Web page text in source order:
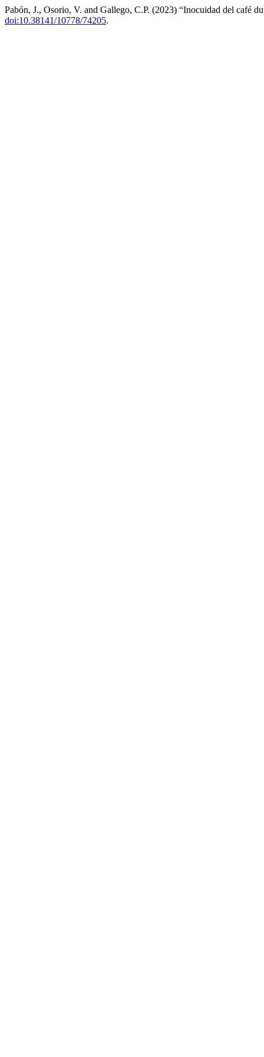
Pabón, J., Osorio, V. and Gallego, C.P. (2023) “Inocuidad del café
doi:10.38141/10778/74205.